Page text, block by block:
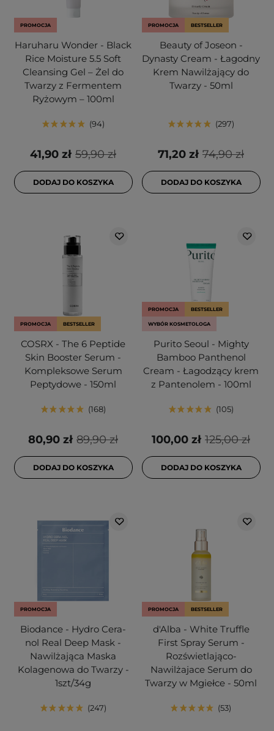
PROMOCJA
Haruharu Wonder - Black
Rice Moisture 5.5 Soft
Cleansing Gel – Żel do
Twarzy z Fermentem
Ryżowym – 100ml
94
59,90 zł
41,90 zł
DODAJ DO KOSZYKA
PROMOCJA BESTSELLER
Beauty of Joseon -
Dynasty Cream - Łagodny
Krem Nawilżający do
Twarzy - 50ml
297
74,90 zł
71,20 zł
DODAJ DO KOSZYKA
PROMOCJA BESTSELLER
COSRX - The 6 Peptide
Skin Booster Serum -
Kompleksowe Serum
Peptydowe - 150ml
168
89,90 zł
80,90 zł
DODAJ DO KOSZYKA
PROMOCJA BESTSELLER
WYBÓR KOSMETOLOGA
Purito Seoul - Mighty
Bamboo Panthenol
Cream - Łagodzący krem
z Pantenolem - 100ml
105
125,00 zł
100,00 zł
DODAJ DO KOSZYKA
PROMOCJA
Biodance - Hydro Cera-
nol Real Deep Mask -
Nawilżająca Maska
Kolagenowa do Twarzy -
1szt/34g
247
PROMOCJA BESTSELLER
d'Alba - White Truffle
First Spray Serum -
Rozświetlająco-
Nawilżajace Serum do
Twarzy w Mgiełce - 50ml
53